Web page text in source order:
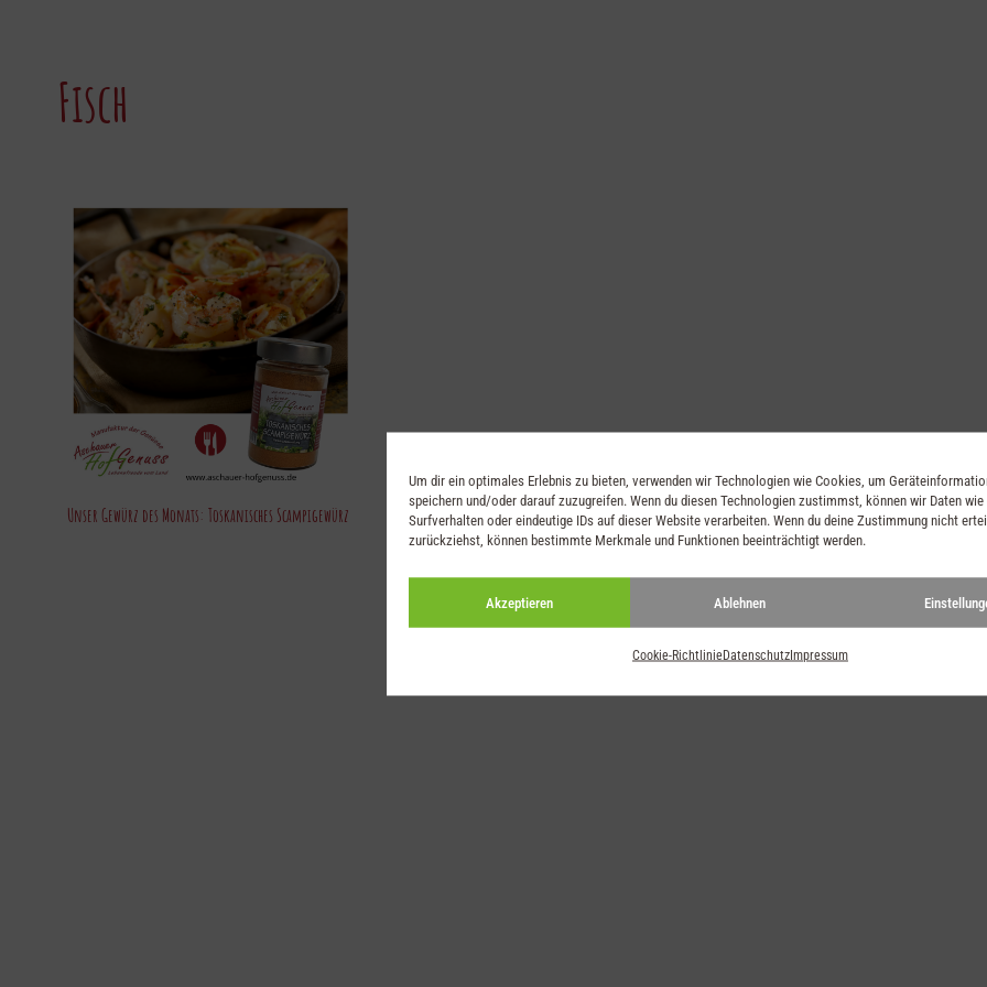
Um dir ein optimales Erlebnis zu bieten, verwenden wir Technologien wie Cookies, um
speichern und/oder darauf zuzugreifen. Wenn du diesen Technologien zustimmst, können wir Daten wie
Surfverhalten oder eindeutige IDs auf dieser Website verarbeiten. Wenn du deine Zustimmung nicht
zurückziehst, können bestimmte Merkmale und Funktionen beeinträchtigt werden.
Akzeptieren Ablehnen
Cookie-RichtlinieDatenschutzImpressum
Fisch
Unser Gewürz des Monats: Toskanisches Scampigewürz